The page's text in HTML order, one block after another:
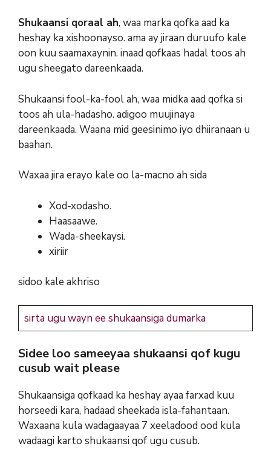
Shukaansi qoraal ah, waa marka qofka aad ka
heshay ka xishoonayso. ama ay jiraan duruufo kale
oon kuu saamaxaynin. inaad qofkaas hadal toos ah
ugu sheegato dareenkaada.
Shukaansi fool-ka-fool ah, waa midka aad qofka si
toos ah ula-hadasho. adigoo muujinaya
dareenkaada. Waana mid geesinimo iyo dhiiranaan u
baahan.
Waxaa jira erayo kale oo la-macno ah sida
Xod-xodasho.
Haasaawe.
Wada-sheekaysi.
xiriir
sidoo kale akhriso
sirta ugu wayn ee shukaansiga dumarka
Sidee loo sameeyaa shukaansi qof kugu
cusub wait please
Shukaansiga qofkaad ka heshay ayaa farxad kuu
horseedi kara, hadaad sheekada isla-fahantaan.
Waxaana kula wadagaayaa 7 xeeladood ood kula
wadaagi karto shukaansi qof ugu cusub.